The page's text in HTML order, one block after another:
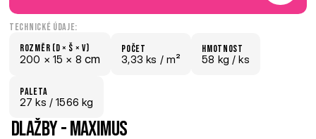
Technické údaje:
Rozměr (D × š × V)
200 × 15 × 8 cm
počet
3,33 ks / m²
hmotnost
58 kg / ks
paletA
27 ks / 1566 kg
Dlažby - Maximus